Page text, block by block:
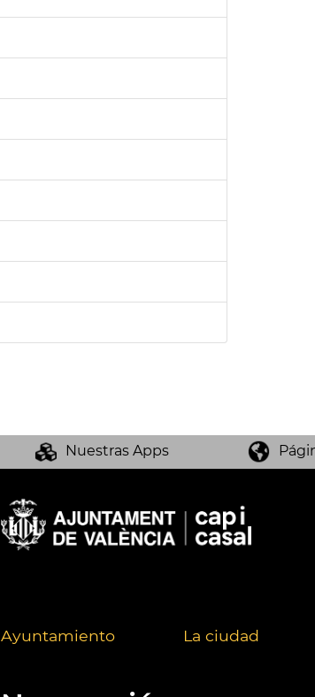
Nuestras Apps
Ayuntamiento La ciudad